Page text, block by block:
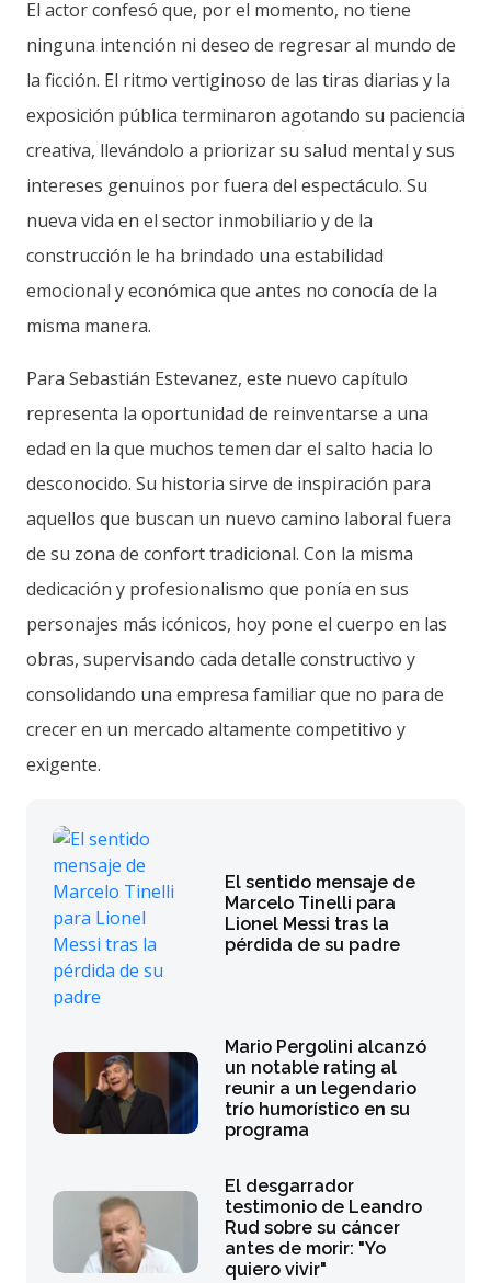
El actor confesó que, por el momento, no tiene
ninguna intención ni deseo de regresar al mundo de
la ficción. El ritmo vertiginoso de las tiras diarias y la
exposición pública terminaron agotando su paciencia
creativa, llevándolo a priorizar su salud mental y sus
intereses genuinos por fuera del espectáculo. Su
nueva vida en el sector inmobiliario y de la
construcción le ha brindado una estabilidad
emocional y económica que antes no conocía de la
misma manera.
Para Sebastián Estevanez, este nuevo capítulo
representa la oportunidad de reinventarse a una
edad en la que muchos temen dar el salto hacia lo
desconocido. Su historia sirve de inspiración para
aquellos que buscan un nuevo camino laboral fuera
de su zona de confort tradicional. Con la misma
dedicación y profesionalismo que ponía en sus
personajes más icónicos, hoy pone el cuerpo en las
obras, supervisando cada detalle constructivo y
consolidando una empresa familiar que no para de
crecer en un mercado altamente competitivo y
exigente.
El sentido mensaje de
Marcelo Tinelli para
Lionel Messi tras la
pérdida de su padre
Mario Pergolini alcanzó
un notable rating al
reunir a un legendario
trío humorístico en su
programa
El desgarrador
testimonio de Leandro
Rud sobre su cáncer
antes de morir: "Yo
quiero vivir"